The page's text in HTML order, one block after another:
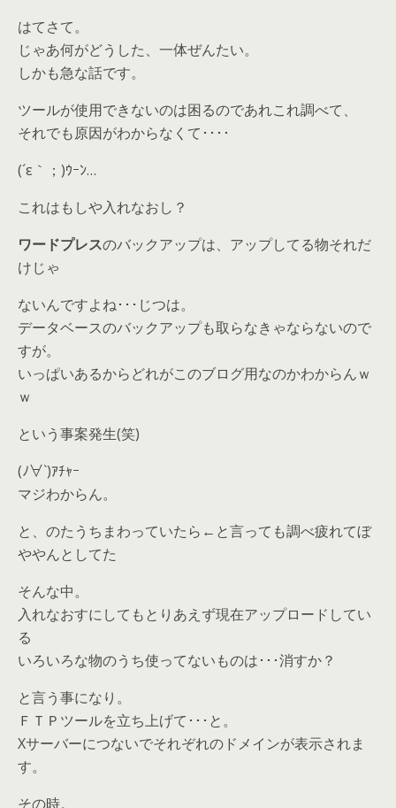
はてさて。
じゃあ何がどうした、一体ぜんたい。
しかも急な話です。
ツールが使用できないのは困るのであれこれ調べて、
それでも原因がわからなくて････
(´ε｀；)ｳｰﾝ…
これはもしや入れなおし？
ワードプレスのバックアップは、アップしてる物それだ
けじゃ
ないんですよね･･･じつは。
データベースのバックアップも取らなきゃならないので
すが。
いっぱいあるからどれがこのブログ用なのかわからんｗ
ｗ
という事案発生(笑)
(ﾉ∀`)ｱﾁｬｰ
マジわからん。
と、のたうちまわっていたら←と言っても調べ疲れてぼ
ややんとしてた
そんな中。
入れなおすにしてもとりあえず現在アップロードしてい
る
いろいろな物のうち使ってないものは･･･消すか？
と言う事になり。
ＦＴＰツールを立ち上げて･･･と。
Xサーバーにつないでそれぞれのドメインが表示されま
す。
その時。